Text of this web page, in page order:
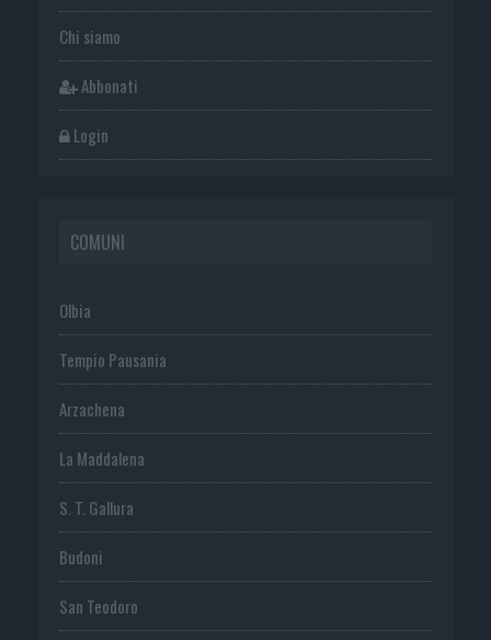
Chi siamo
Abbonati
Login
COMUNI
Olbia
Tempio Pausania
Arzachena
La Maddalena
S. T. Gallura
Budoni
San Teodoro